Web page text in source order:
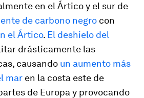
en el Ártico y el sur de
de carbono negro con
el Ártico. El deshielo del
drásticamente las
causando un aumento más
mar en la costa este de
de Europa y provocando